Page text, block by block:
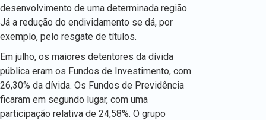
desenvolvimento de uma determinada região.
Já a redução do endividamento se dá, por
exemplo, pelo resgate de títulos.
Em julho, os maiores detentores da dívida
pública eram os Fundos de Investimento, com
26,30% da dívida. Os Fundos de Previdência
ficaram em segundo lugar, com uma
participação relativa de 24,58%. O grupo